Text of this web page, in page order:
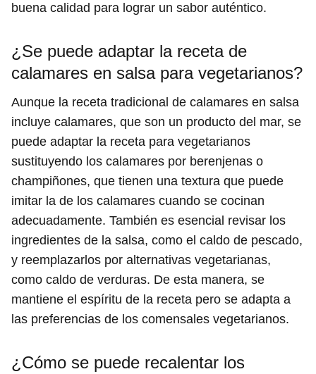
buena calidad para lograr un sabor auténtico.
¿Se puede adaptar la receta de
calamares en salsa para vegetarianos?
Aunque la receta tradicional de calamares en salsa
incluye calamares, que son un producto del mar, se
puede adaptar la receta para vegetarianos
sustituyendo los calamares por berenjenas o
champiñones, que tienen una textura que puede
imitar la de los calamares cuando se cocinan
adecuadamente. También es esencial revisar los
ingredientes de la salsa, como el caldo de pescado,
y reemplazarlos por alternativas vegetarianas,
como caldo de verduras. De esta manera, se
mantiene el espíritu de la receta pero se adapta a
las preferencias de los comensales vegetarianos.
¿Cómo se puede recalentar los